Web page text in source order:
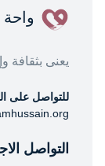
واحة
يعنى
للتواصل على
التواصل